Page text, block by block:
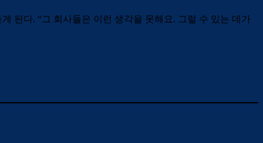
된다. “그 회사들은 이런 생각을 못해요. 그럴 수 있는 데가